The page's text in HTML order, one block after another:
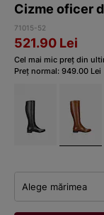
Cizme oficer
71015-52
521.90 Lei
Cel mai mic preț din
Preț normal: 949.00 Lei
Alege mărimea